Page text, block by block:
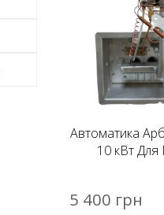
Автоматика
10 кВт Для
5 400 грн